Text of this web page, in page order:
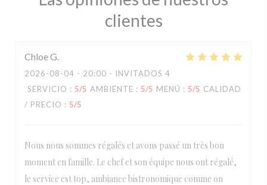
clientes
ChloeG
2026-08-04 - 20:00 - INVITADOS 4
SERVICIO : 5/5 AMBIENTE : 5/5 MENÚ : 5/5 CALIDAD
/ PRECIO : 5/5
Nous nous sommes régalés et avons passé un très bon
moment en famille. Le chef et son équipe nous ont régalé,
le service est top, ambiance bistronomique comme on